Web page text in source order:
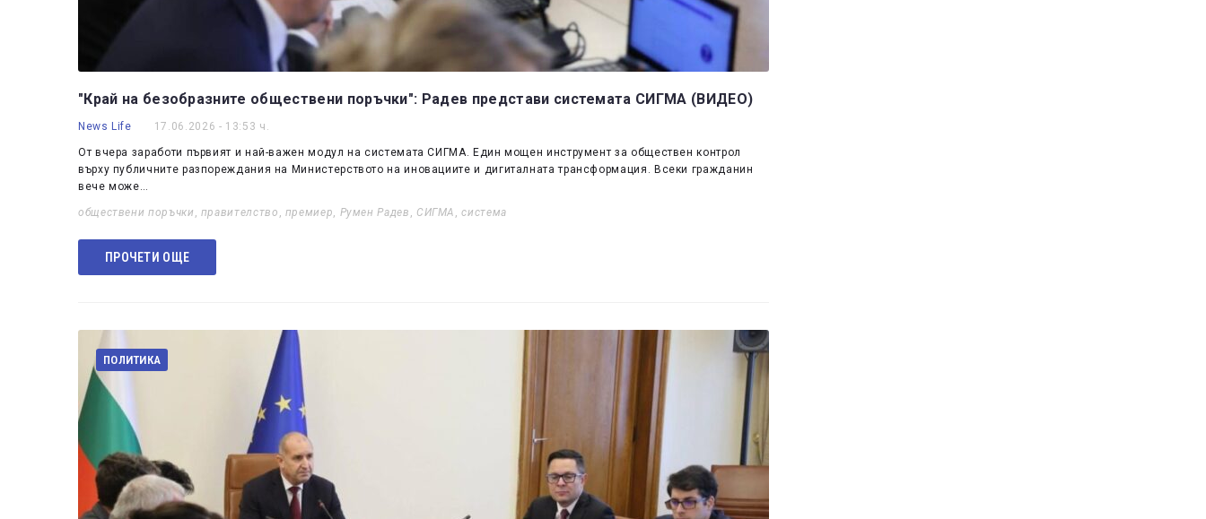
"Край на безобразните обществени поръчки": Радев представи системата СИГМА (ВИДЕО)
News Life 17.06.2026 - 13:53 ч.
От вчера заработи първият и най-важен модул на системата СИГМА. Един мощен инструмент за обществен контрол
върху публичните разпореждания на Министерството на иновациите и дигиталната трансформация. Всеки гражданин
вече може…
обществени поръчки , правителство , премиер, Румен Радев , СИГМА ,система
ПРОЧЕТИ ОЩЕ
ПОЛИТИКА